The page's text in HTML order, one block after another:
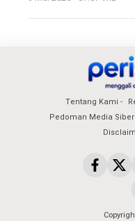
Tentang Kami
Pedoman Media Siber